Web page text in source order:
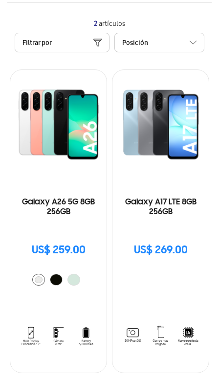
2artículos
Filtrar por
Galaxy A26 5G 8GB
256GB
US$ 259.00
Galaxy A17 LTE 8GB
256GB
US$ 269.00